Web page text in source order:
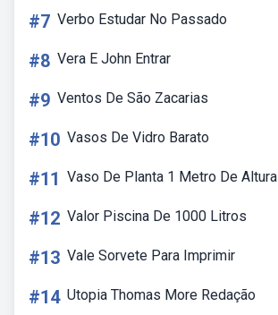
#7 Verbo Estudar No Passado
#8 Vera E John Entrar
#9 Ventos De São Zacarias
#10 Vasos De Vidro Barato
#11 Vaso De Planta 1 Metro De Altura
#12 Valor Piscina De 1000 Litros
#13 Vale Sorvete Para Imprimir
#14 Utopia Thomas More Redação